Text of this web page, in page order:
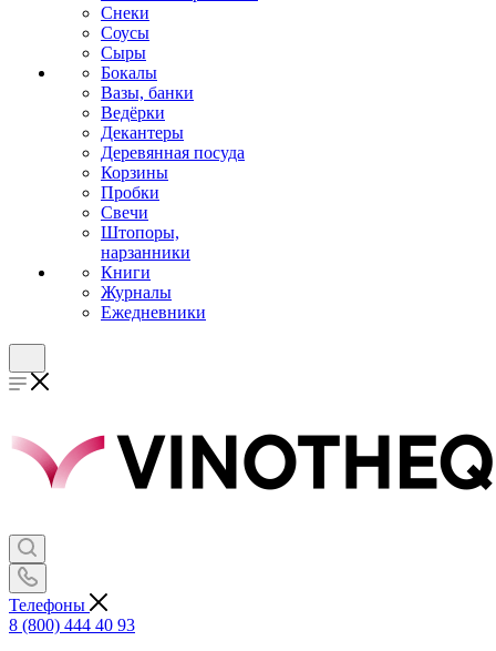
Снеки
Соусы
Сыры
Бокалы
Вазы, банки
Ведёрки
Декантеры
Деревянная посуда
Корзины
Пробки
Свечи
Штопоры,
нарзанники
Книги
Журналы
Ежедневники
Телефоны
8 (800) 444 40 93